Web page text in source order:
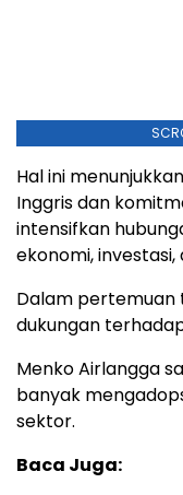
Hal ini
Inggris dan
intensifkan
ekonomi,
Dalam pertemuan
dukungan
Menko Airlangga
banyak
sektor.
Baca Juga: